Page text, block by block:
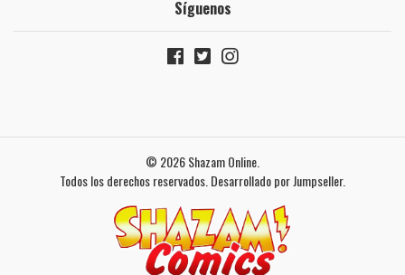
Síguenos
© 2026 Shazam Online.
Todos los derechos reservados.Desarrollado por Jumpseller.